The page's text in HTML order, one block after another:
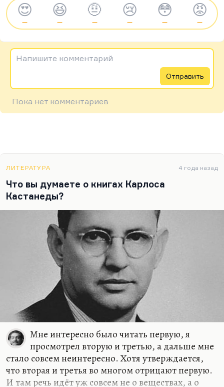
😍
—
😆
—
🤨
—
😢
—
😳
—
😡
—
Напишите комментарий
Отправить
Пока нет комментариев
ЛИТЕРАТУРА 4 года назад
Что вы думаете о книгах Карлоса
Кастанеды?
Мне интересно было читать первую, я
просмотрел вторую и третью, а дальше мне
стало совсем неинтересно. Хотя утверждается,
что вторая и третья во многом отрицают первую.
И там речь идёт уж совсем не о веществах, а о